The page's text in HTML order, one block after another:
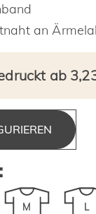
an
ab
M L